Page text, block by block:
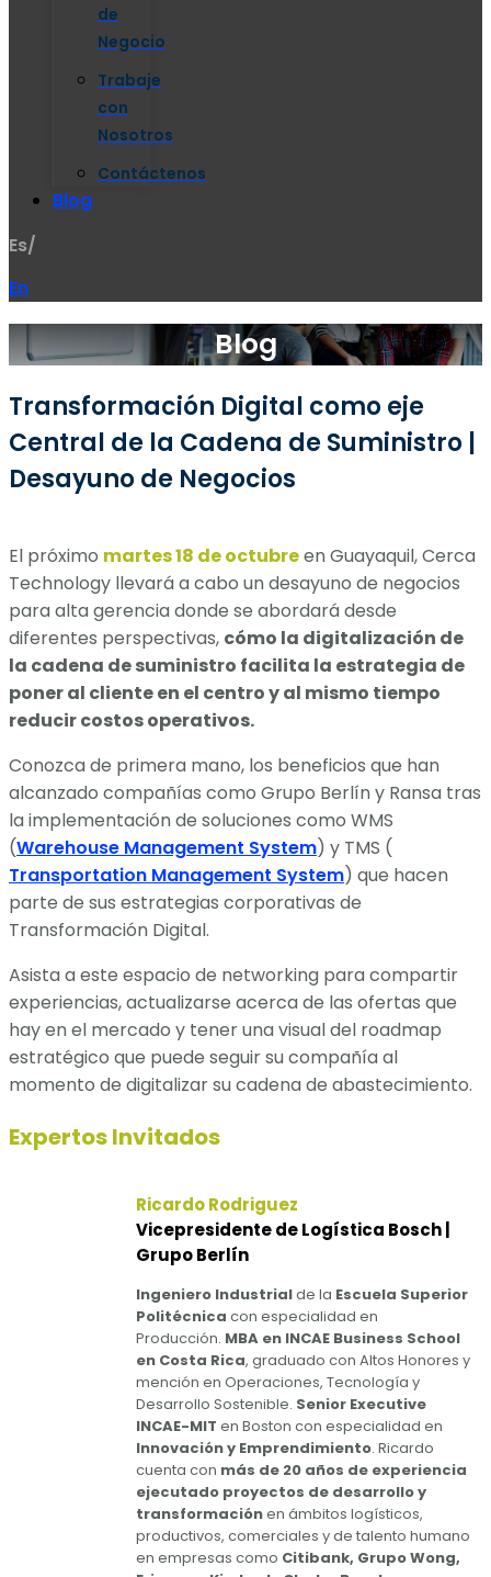
de
Negocio
Trabaje
con
Nosotros
Contáctenos
Blog
Es/
En
Blog
Transformación Digital como eje
Central de la Cadena de Suministro |
Desayuno de Negocios
El próximo martes 18 de octubreen Guayaquil, Cerca
Technology llevará a cabo un desayuno de negocios
para alta gerencia donde se abordará desde
diferentes perspectivas, cómo la digitalización de
la cadena de suministro facilita la estrategia de
poner al cliente en el centro y al mismo tiempo
reducir costos operativos.
Conozca de primera mano, los beneficios que han
alcanzado compañías como Grupo Berlín y Ransa tras
la implementación de soluciones como WMS
(Warehouse Management System) y TMS (
Transportation Management System) que hacen
parte de sus estrategias corporativas de
Transformación Digital.
Asista a este espacio de networking para compartir
experiencias, actualizarse acerca de las ofertas que
hay en el mercado y tener una visual del roadmap
estratégico que puede seguir su compañía al
momento de digitalizar su cadena de abastecimiento.
Expertos Invitados
Ricardo Rodriguez
Vicepresidente de Logística Bosch |
Grupo Berlín
Ingeniero Industrialde la Escuela Superior
Politécnicacon especialidad en
Producción. MBA en INCAE Business School
en Costa Rica, graduado con Altos Honores y
mención en Operaciones, Tecnología y
Desarrollo Sostenible. Senior Executive
INCAE-MIT en Boston con especialidad en
Innovación y Emprendimiento. Ricardo
cuenta con más de 20 años de experiencia
ejecutado proyectos de desarrollo y
transformaciónen ámbitos logísticos,
productivos, comerciales y de talento humano
en empresas como Citibank, Grupo Wong,